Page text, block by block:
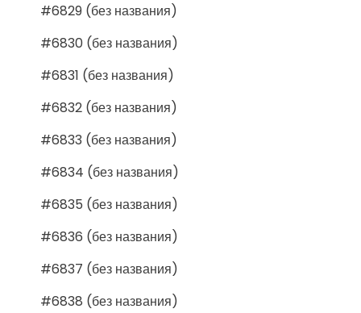
#6829 (без названия)
#6830 (без названия)
#6831 (без названия)
#6832 (без названия)
#6833 (без названия)
#6834 (без названия)
#6835 (без названия)
#6836 (без названия)
#6837 (без названия)
#6838 (без названия)